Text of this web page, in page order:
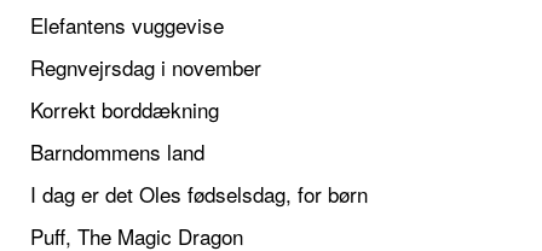
Elefantens vuggevise
Regnvejrsdag i november
Korrekt borddækning
Barndommens land
I dag er det Oles fødselsdag, for børn
Puff, The Magic Dragon